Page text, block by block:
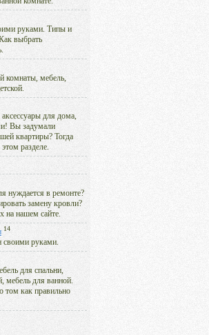
руками. Типы и
выбрать
комнаты, мебель,
для дома,
Вы задумали
квартиры? Тогда
разделе.
нуждается в ремонте?
замену кровли?
на нашем сайте.
14
своими руками.
для спальни,
мебель для ванной.
том как правильно